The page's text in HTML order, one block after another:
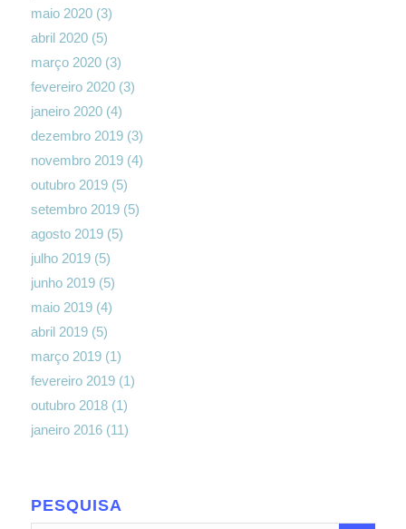
maio 2020(3)
abril 2020(5)
março 2020(3)
fevereiro 2020(3)
janeiro 2020(4)
dezembro 2019(3)
novembro 2019(4)
outubro 2019(5)
setembro 2019(5)
agosto 2019(5)
julho 2019(5)
junho 2019(5)
maio 2019(4)
abril 2019(5)
março 2019(1)
fevereiro 2019(1)
outubro 2018(1)
janeiro 2016(11)
PESQUISA